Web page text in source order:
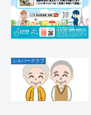
シルバークラブ